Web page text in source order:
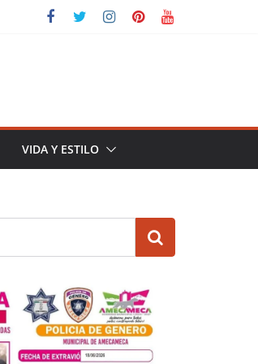
VIDA Y ESTILO